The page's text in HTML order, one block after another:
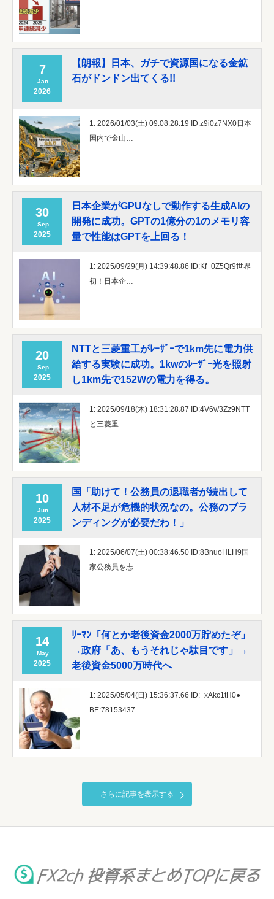
7
Jan
2026
【朗報】日本、ガチで資源国になる金鉱
石がドンドン出てくる!!
1: 2026/01/03(土) 09:08:28.19 ID:z9i0z7NX0日本
国内で金山…
30
Sep
2025
日本企業がGPUなしで動作する生成AIの
開発に成功。GPTの1億分の1のメモリ容
量で性能はGPTを上回る！
1: 2025/09/29(月) 14:39:48.86 ID:Kf+0Z5Qr9世界
初！日本企…
20
Sep
2025
NTTと三菱重工がﾚｰｻﾞｰで1km先に電力供
給する実験に成功。1kwのﾚｰｻﾞｰ光を照射
し1km先で152Wの電力を得る。
1: 2025/09/18(木) 18:31:28.87 ID:4V6v/3Zz9NTT
と三菱重…
10
Jun
2025
国「助けて！公務員の退職者が続出して
人材不足が危機的状況なの。公務のブラ
ンディングが必要だわ！」
1: 2025/06/07(土) 00:38:46.50 ID:8BnuoHLH9国
家公務員を志…
14
May
2025
ﾘｰﾏﾝ「何とか老後資金2000万貯めたぞ」
→政府「あ、もうそれじゃ駄目です」→
老後資金5000万時代へ
1: 2025/05/04(日) 15:36:37.66 ID:+xAkc1tH0●
BE:78153437…
さらに記事を表示する